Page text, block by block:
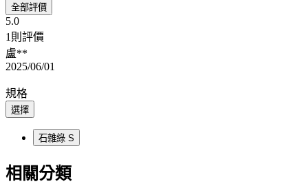
全部評價
5.0
1則評價
盧**
2025/06/01
規格
選擇
石雜綠 S
相關分類